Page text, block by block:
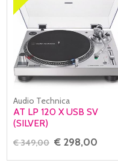
Audio Technica
AT LP 120 X USB SV
(SILVER)
€ 349,00 € 298,00